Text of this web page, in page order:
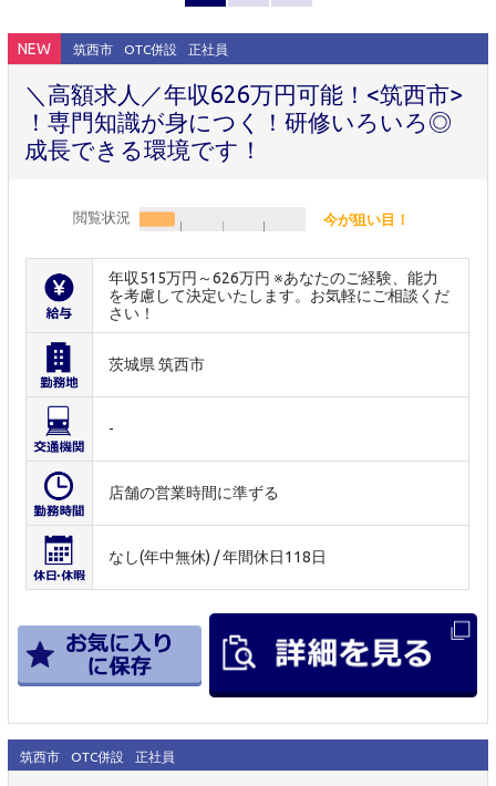
NEW 筑西市 OTC併設 正社員
＼高額求人／年収626万円可能！<筑西市>
！専門知識が身につく！研修いろいろ◎
成長できる環境です！
閲覧状況 今が狙い目！
年収515万円～626万円 ※あなたのご経験、能力
を考慮して決定いたします。お気軽にご相談くだ
さい！
茨城県 筑西市
-
店舗の営業時間に準ずる
なし(年中無休) / 年間休日118日
筑西市 OTC併設 正社員